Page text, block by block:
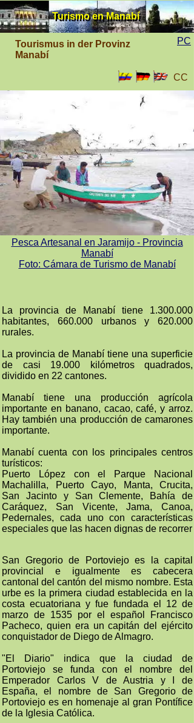
PC
Tourismus in der Provinz
Manabí
Turismo en Manabí
Turismo en Manabí
Pesca Artesanal en Jaramijo - Provincia
Manabí
Foto: Cámara de Turismo de Manabí
La provincia de Manabí tiene 1.300.000
habitantes, 660.000 urbanos y 620.000
rurales.
La provincia de Manabí tiene una superficie
de casi 19.000 kilómetros quadrados,
dividido en 22 cantones.
Manabí tiene una producción agrícola
importante en banano, cacao, café, y arroz.
Hay también una producción de camarones
importante.
Manabí cuenta con los principales centros
turísticos:
Puerto López con el Parque Nacional
Machalilla, Puerto Cayo, Manta, Crucita,
San Jacinto y San Clemente, Bahía de
Caráquez, San Vicente, Jama, Canoa,
Pedernales, cada uno con características
especiales que las hacen dignas de recorrer
San Gregorio de Portoviejo es la capital
provincial e igualmente es cabecera
cantonal del cantón del mismo nombre. Esta
urbe es la primera ciudad establecida en la
costa ecuatoriana y fue fundada el 12 de
marzo de 1535 por el español Francisco
Pacheco, quien era un capitán del ejército
conquistador de Diego de Almagro.
"El Diario" indica que la ciudad de
Portoviejo se funda con el nombre del
Emperador Carlos V de Austria y I de
España, el nombre de San Gregorio de
Portoviejo es en homenaje al gran Pontífice
de la Iglesia Católica.
CC